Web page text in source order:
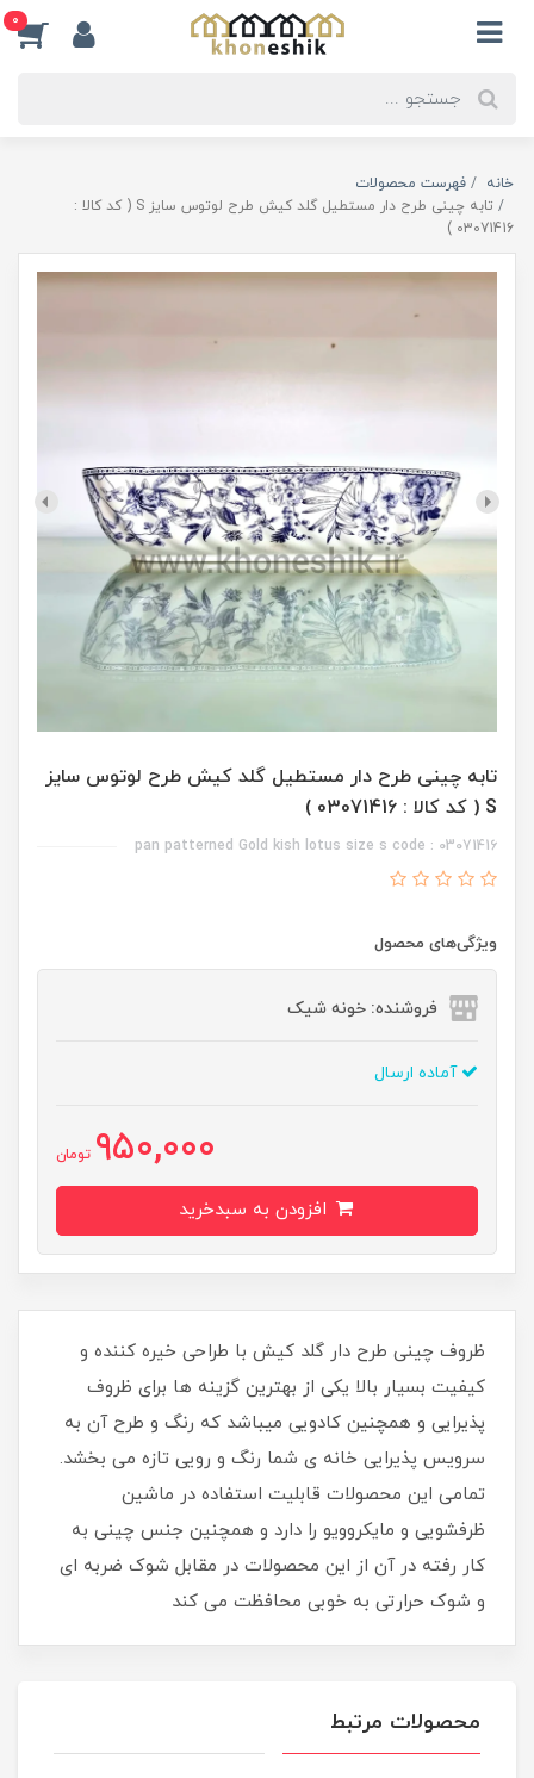
0
خانه
فهرست محصولات
تابه چینی طرح دار مستطیل گلد کیش طرح لوتوس سایز S ( کد کالا :
03071416 )
تابه چینی طرح دار مستطیل گلد کیش طرح لوتوس سایز
S ( کد کالا : 03071416 )
pan patterned Gold kish lotus size s code : 03071416
ویژگی‌های محصول
فروشنده: خونه شیک
آماده ارسال
950,000 تومان
ظروف چینی طرح دار گلد کیش با طراحی خیره کننده و
کیفیت بسیار بالا یکی از بهترین گزینه ها برای ظروف
پذیرایی و همچنین کادویی میباشد که رنگ و طرح آن به
سرویس پذیرایی خانه ی شما رنگ و رویی تازه می بخشد.
تمامی این محصولات قابلیت استفاده در ماشین
ظرفشویی و مایکروویو را دارد و همچنین جنس چینی به
کار رفته در آن از این محصولات در مقابل شوک ضربه ای
و شوک حرارتی به خوبی محافظت می کند
محصولات مرتبط